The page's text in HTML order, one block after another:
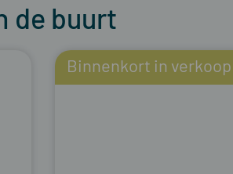
de buurt
Binnenkort in verkoop